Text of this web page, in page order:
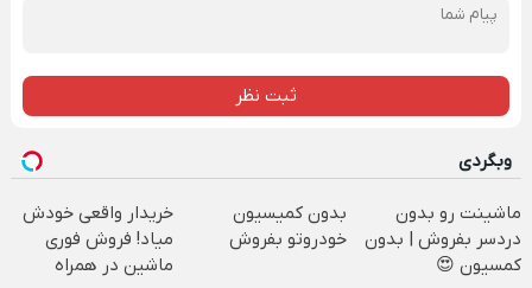
ثبت نظر
وبگردی
ماشینت رو بدون
دردسر بفروش | بدون
کمسیون 😍
بدون کمیسیون
خودروتو بفروش
خریدار واقعی خودش
میاد! فروش فوری
ماشین در همراه